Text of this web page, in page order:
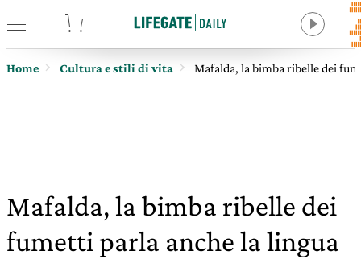
Home Cultura e stili di vita Mafalda, la bimba ribelle dei
Mafalda, la bimba ribelle dei
fumetti parla anche la lingua